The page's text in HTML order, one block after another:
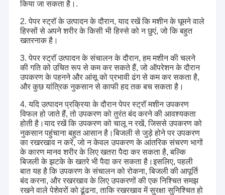
किया जा सकता है।.
2. पेपर स्ट्रॉ के उत्पादन के दौरान, याद रखें कि मशीन के घूमने वाले
हिस्सों से अपने शरीर के किसी भी हिस्से को न छुएं, जो कि बहुत
खतरनाक है।
3. पेपर स्ट्रॉ उत्पादन के संचालन के दौरान, हम मशीन की चलने
की गति को उचित रूप से कम कर सकते हैं, जो ऑपरेशन के दौरान
उपकरण के पहनने और आंसू को प्रभावी ढंग से कम कर सकता है,
और कुछ यांत्रिक नुकसान से काफी हद तक बच सकता है।
4. यदि उत्पादन प्रक्रिया के दौरान पेपर स्ट्रॉ मशीन उपकरण
विफल हो जाते हैं, तो उपकरण को तुरंत बंद करने की आवश्यकता
होती है।याद रखें कि उपकरण को चालू न रखें, जिससे उपकरण को
नुकसान पहुंचाना बहुत आसान है।बिजली से जुड़े होने पर उपकरण
का रखरखाव न करें, जो न केवल उपकरण के आंतरिक संचरण भागों
के कारण मानव शरीर के लिए खतरा पैदा कर सकता है, बल्कि
बिजली के झटके के खतरे भी पैदा कर सकता है।इसलिए, पहली
बात यह है कि उपकरण के संचालन को रोकना, बिजली की आपूर्ति
बंद करना, और रखरखाव के लिए उपकरणों की एक निश्चित समझ
रखने वाले पेशेवरों को ढूंढना, ताकि रखरखाव में सुरक्षा सुनिश्चित हो